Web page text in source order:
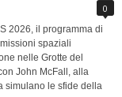
0
2026, il programma di
spaziali
nelle Grotte del
John McFall, alla
simulano le sfide della